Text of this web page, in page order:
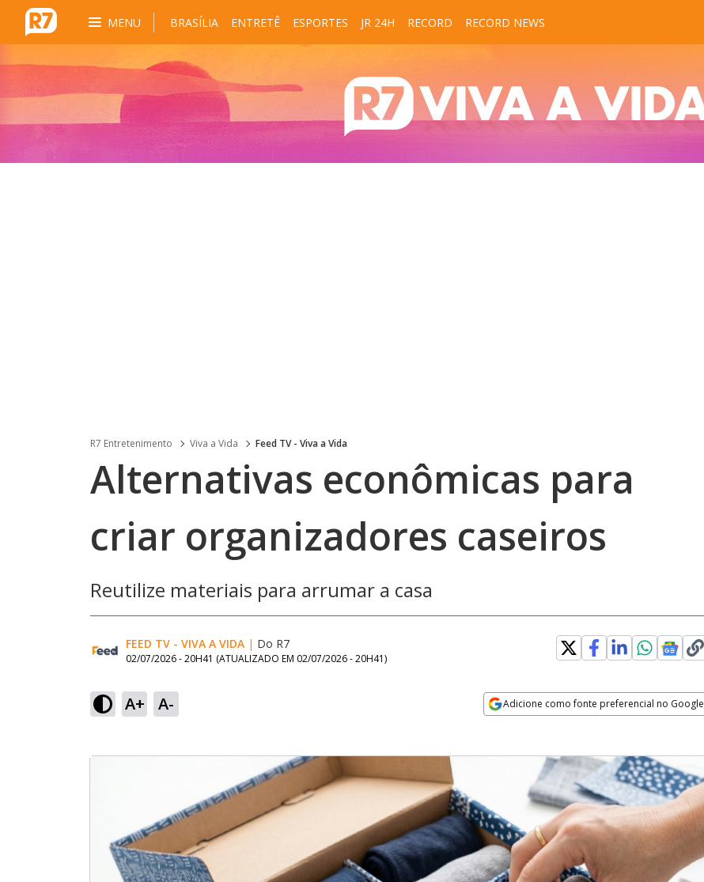
MENU BRASÍLIA ENTRETÊ ESPORTES JR 24H RECORD RECORD NEWS
R7 Entretenimento Viva a Vida Feed TV - Viva a Vida
Alternativas econômicas para
criar organizadores caseiros
Reutilize materiais para arrumar a casa
FEED TV - VIVA A VIDA | Do R7
02/07/2026 - 20H41 (ATUALIZADO EM 02/07/2026 - 20H41)
A+ A- Adicione como fonte preferencial no Google